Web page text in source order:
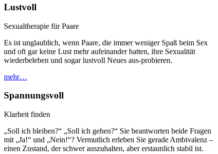
Lustvoll
Sexualtherapie für Paare
Es ist unglaublich, wenn Paare, die immer weniger Spaß beim Sex
und oft gar keine Lust mehr aufeinander hatten, ihre Sexualität
wiederbeleben und sogar lustvoll Neues aus-probieren.
mehr…
Spannungsvoll
Klarheit finden
„Soll ich bleiben?“ „Soll ich gehen?“ Sie beantworten beide Fragen
mit „Ja!“ und „Nein!“? Vermutlich erleben Sie gerade Ambivalenz –
einen Zustand, der schwer auszuhalten, aber erstaunlich stabil ist.